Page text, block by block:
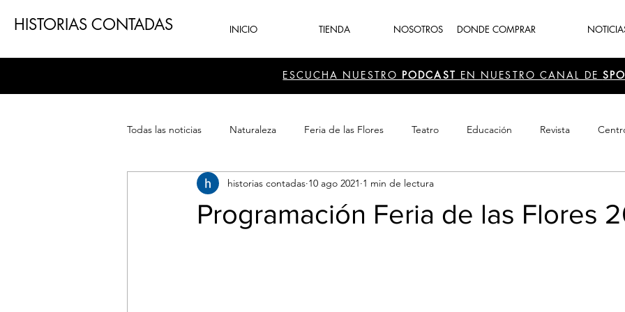
HISTORIAS CONTADAS INICIO TIENDA NOSOTROS DONDE COMPRAR
ESCUCHA NUESTRO PODCAST EN NUESTRO CANAL DE
Todas las noticias Naturaleza Feria de las Flores Teatro Educación Revista
Patrimonio Sector Cultura Recreación
Programación Feria de las Flores
historias contadas 10 ago 2021 1 min de lectura